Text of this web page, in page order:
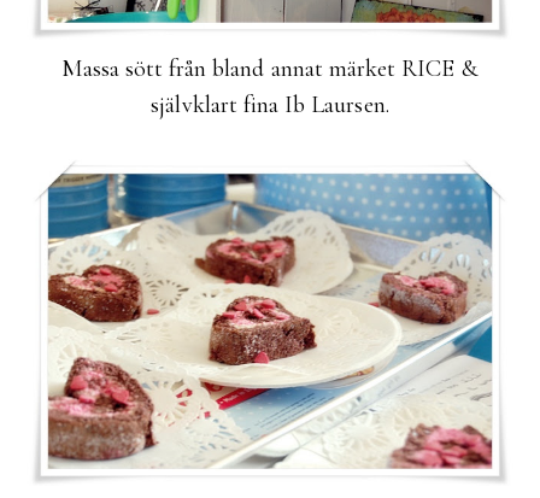
Massa sött från bland annat märket RICE &
självklart fina Ib Laursen.